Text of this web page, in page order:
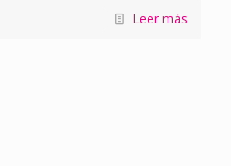
Leer más